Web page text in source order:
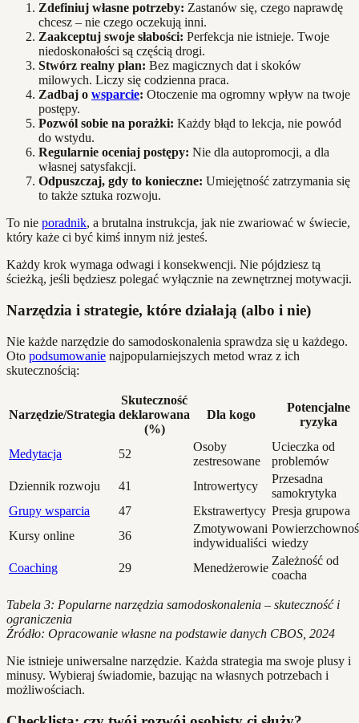
Zdefiniuj własne potrzeby: Zastanów się, czego naprawdę
chcesz – nie czego oczekują inni.
Zaakceptuj swoje słabości: Perfekcja nie istnieje. Twoje
niedoskonałości są częścią drogi.
Stwórz realny plan: Bez magicznych dat i skoków
milowych. Liczy się codzienna praca.
Zadbaj o wsparcie: Otoczenie ma ogromny wpływ na twoje
postępy.
Pozwól sobie na porażki: Każdy błąd to lekcja, nie powód
do wstydu.
Regularnie oceniaj postępy: Nie dla autopromocji, a dla
własnej satysfakcji.
Odpuszczaj, gdy to konieczne: Umiejętność zatrzymania się
to także sztuka rozwoju.
To nie poradnik, a brutalna instrukcja, jak nie zwariować w świecie,
który każe ci być kimś innym niż jesteś.
Każdy krok wymaga odwagi i konsekwencji. Nie pójdziesz tą
ścieżką, jeśli będziesz polegać wyłącznie na zewnętrznej motywacji.
Narzędzia i strategie, które działają (albo i nie)
Nie każde narzędzie do samodoskonalenia sprawdza się u każdego.
Oto podsumowanie najpopularniejszych metod wraz z ich
skutecznością:
Narzędzie/Strategia
Skuteczność
deklarowana
(%)
Dla kogo
Potencjalne
ryzyka
Medytacja 52
Osoby
zestresowane
Ucieczka od
problemów
Dziennik rozwoju
41 Introwertycy
Przesadna
samokrytyka
Grupy wsparcia
47 Ekstrawertycy Presja grupowa
Kursy online
36
Zmotywowani
indywidualiści wiedzy
Coaching
29 Menedżerowie
Zależność od
coacha
Tabela 3: Popularne narzędzia samodoskonalenia – skuteczność i
ograniczenia
Źródło: Opracowanie własne na podstawie danych CBOS, 2024
Nie istnieje uniwersalne narzędzie. Każda strategia ma swoje plusy i
minusy. Wybieraj świadomie, bazując na własnych potrzebach i
możliwościach.